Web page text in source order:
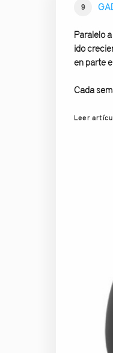
9
Paralelo
ido
en parte
Cada
Leer